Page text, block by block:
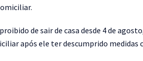
de sair de casa desde 4 de
após ele ter descumprido medidas